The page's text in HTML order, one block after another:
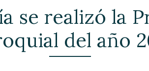
se realizó la
del año